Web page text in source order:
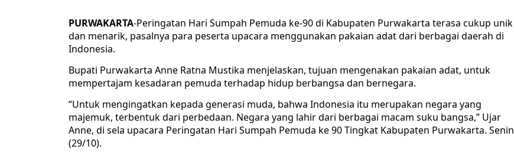
PURWAKARTA-Peringatan Hari Sumpah Pemuda ke-90 di Kabupaten Purwakarta terasa cukup unik
dan menarik, pasalnya para peserta upacara menggunakan pakaian adat dari berbagai daerah di
Indonesia.
Bupati Purwakarta Anne Ratna Mustika menjelaskan, tujuan mengenakan pakaian adat, untuk
mempertajam kesadaran pemuda terhadap hidup berbangsa dan bernegara.
“Untuk mengingatkan kepada generasi muda, bahwa Indonesia itu merupakan negara yang
majemuk, terbentuk dari perbedaan. Negara yang lahir dari berbagai macam suku bangsa,” Ujar
Anne, di sela upacara Peringatan Hari Sumpah Pemuda ke 90 Tingkat Kabupaten Purwakarta. Senin
(29/10).